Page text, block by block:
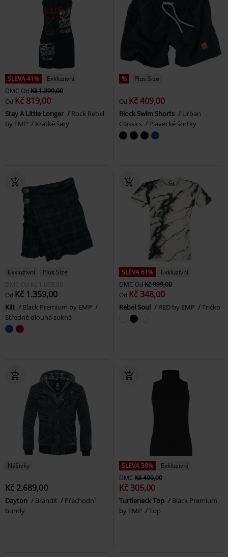
SLEVA 41%
Exkluzivní
DMC Od Kč 1.399,00
Od Kč 819,00
Stay A Little Longer
Rock Rebel
by EMP
Krátké šaty
% Plus Size
Od Kč 409,00
Block Swim Shorts
Urban
Classics
Plavecké šortky
Exkluzivní
Plus Size
DMC Od Kč 1.699,00
Od Kč 1.359,00
Kilt
Black Premium by EMP
Středně dlouhá sukně
SLEVA 61%
Exkluzivní
DMC Od Kč 899,00
Od Kč 348,00
Rebel Soul RED by EMP Tričko
Nášivky
Kč 2.689,00
Dayton Brandit
Přechodní
bundy
SLEVA 38%
Exkluzivní
DMC Kč 499,00
Kč 305,00
Turtleneck Top
Black Premium
by EMP
Top